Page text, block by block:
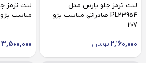
لنت ترمز جلو پارس مدل
PL23954 صادراتی مناسب پژو
207
2,160,000 تومان
مناسب پژو 207
3,500,000